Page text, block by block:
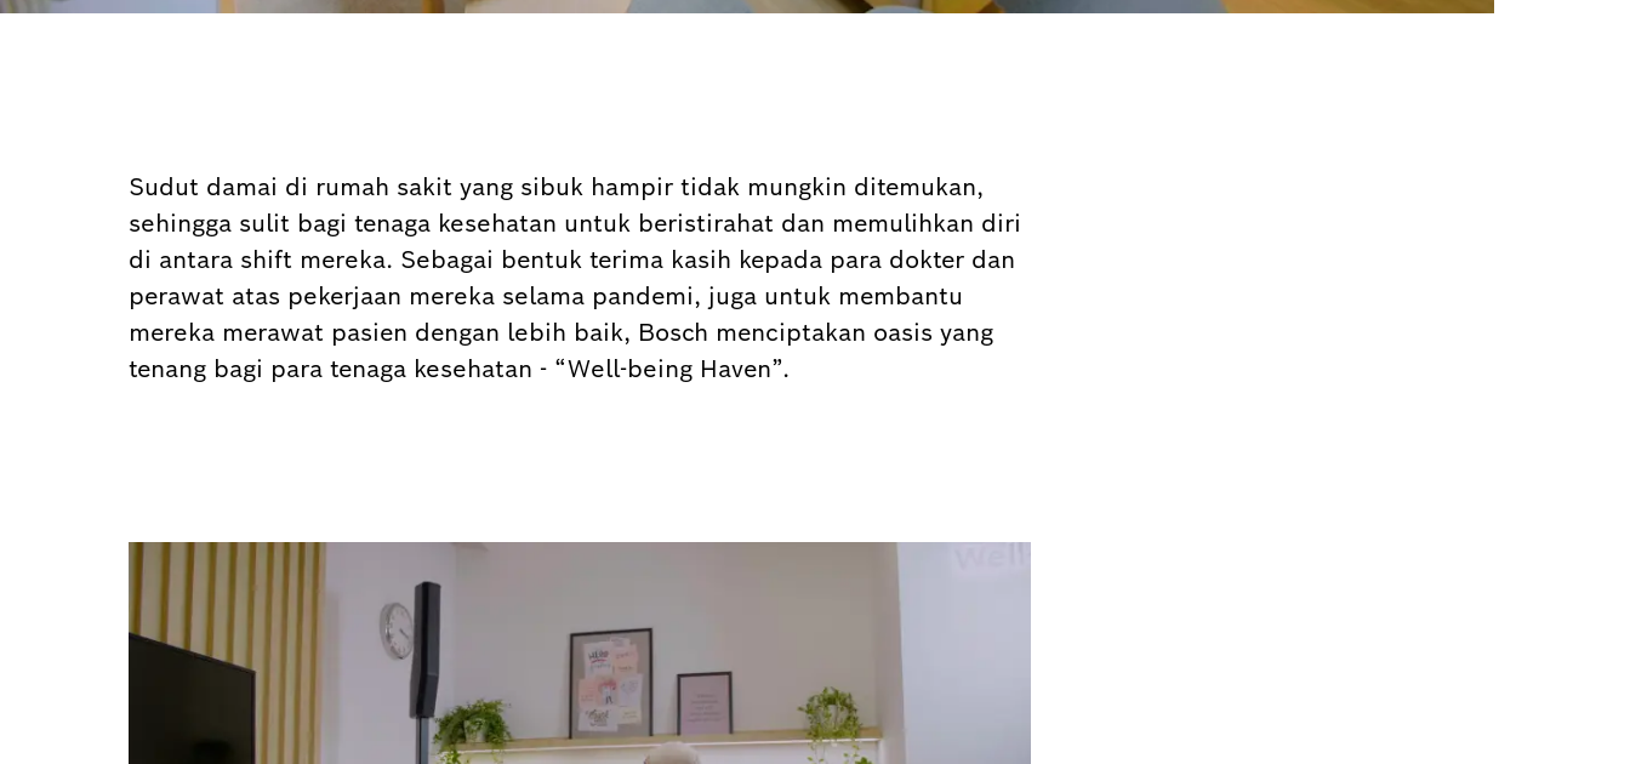
Sudut damai di rumah sakit yang sibuk hampir tidak mungkin ditemukan,
sehingga sulit bagi tenaga kesehatan untuk beristirahat dan memulihkan diri
di antara shift mereka. Sebagai bentuk terima kasih kepada para dokter dan
perawat atas pekerjaan mereka selama pandemi, juga untuk membantu
mereka merawat pasien dengan lebih baik, Bosch menciptakan oasis yang
tenang bagi para tenaga kesehatan - “Well-being Haven”.